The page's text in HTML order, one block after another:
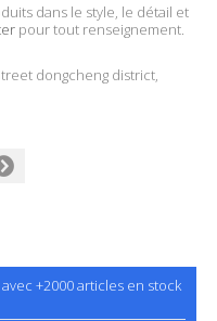
dans le style, le détail et
pour tout renseignement.
dongcheng district,
+2000 articles en stock